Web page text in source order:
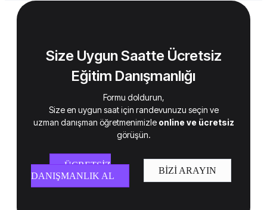
Size Uygun Saatte Ücretsiz
Eğitim Danışmanlığı
Formu doldurun,
Size en uygun saat için randevunuzu seçin ve
uzman danışman öğretmenimizle online ve ücretsiz
görüşün.
ÜCRETSIZ
DANIŞMANLIK AL
BIZI ARAYIN